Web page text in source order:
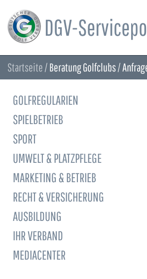
DGV-
Startseite / Beratung Golfclubs /
GOLFREGULARIEN
SPIELBETRIEB
SPORT
UMWELT & PLATZPFLEGE
MARKETING & BETRIEB
RECHT & VERSICHERUNG
AUSBILDUNG
IHR VERBAND
MEDIACENTER